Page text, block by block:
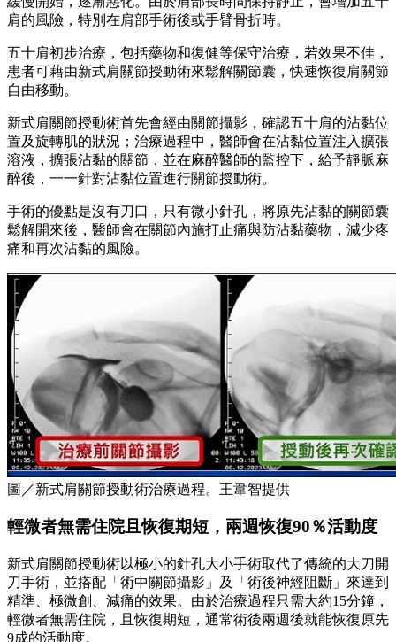
肩的風險，特別在肩部手術後或手臂骨折時。
五十肩初步治療，包括藥物和復健等保守治療，若效果不佳，
患者可藉由新式肩關節授動術來鬆解關節囊，快速恢復肩關節
自由移動。
新式肩關節授動術首先會經由關節攝影，確認五十肩的沾黏位
置及旋轉肌的狀況；治療過程中，醫師會在沾黏位置注入擴張
溶液，擴張沾黏的關節，並在麻醉醫師的監控下，給予靜脈麻
醉後，一一針對沾黏位置進行關節授動術。
手術的優點是沒有刀口，只有微小針孔，將原先沾黏的關節囊
鬆解開來後，醫師會在關節內施打止痛與防沾黏藥物，減少疼
痛和再次沾黏的風險。
圖／新式肩關節授動術治療過程。王韋智提供
輕微者無需住院且恢復期短，兩週恢復90％活動度
新式肩關節授動術以極小的針孔大小手術取代了傳統的大刀開
刀手術，並搭配「術中關節攝影」及「術後神經阻斷」來達到
精準、極微創、減痛的效果。由於治療過程只需大約15分鐘，
輕微者無需住院，且恢復期短，通常術後兩週後就能恢復原先
9成的活動度。